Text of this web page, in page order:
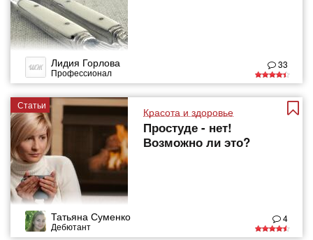
Лидия Горлова
Профессионал
33
Статьи
Красота и здоровье
Простуде - нет!
Возможно ли это?
Татьяна Суменко
Дебютант
4